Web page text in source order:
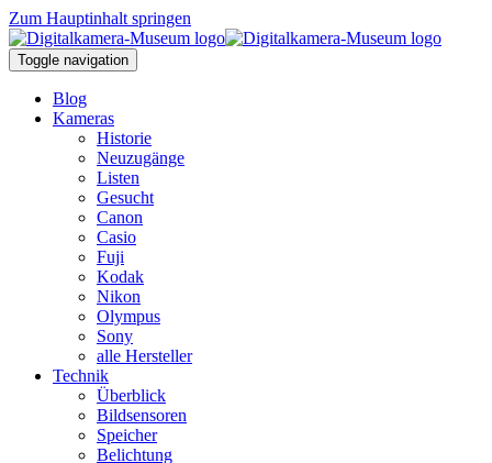
Zum Hauptinhalt springen
Toggle navigation
Blog
Kameras
Historie
Neuzugänge
Listen
Gesucht
Canon
Casio
Fuji
Kodak
Nikon
Olympus
Sony
alle Hersteller
Technik
Überblick
Bildsensoren
Speicher
Belichtung